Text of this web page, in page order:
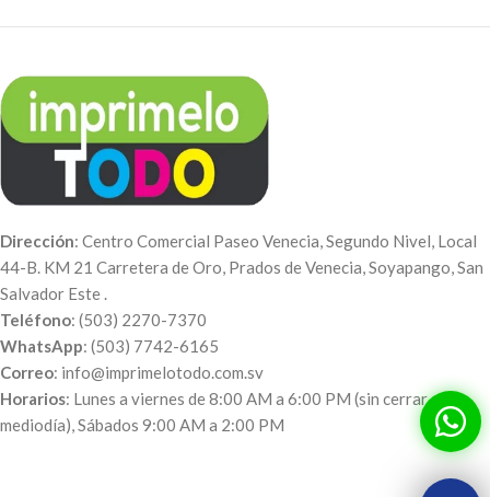
Dirección: Centro Comercial Paseo Venecia, Segundo Nivel, Local
44-B. KM 21 Carretera de Oro, Prados de Venecia, Soyapango, San
Salvador Este .
Teléfono: (503) 2270-7370
WhatsApp: (503) 7742-6165
Correo: info@imprimelotodo.com.sv
Horarios: Lunes a viernes de 8:00 AM a 6:00 PM (sin cerrar al
mediodía), Sábados 9:00 AM a 2:00 PM